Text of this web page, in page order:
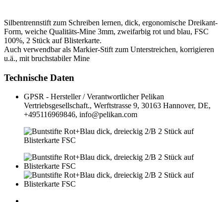
Silbentrennstift zum Schreiben lernen, dick, ergonomische Dreikant-
Form, weiche Qualitäts-Mine 3mm, zweifarbig rot und blau, FSC
100%, 2 Stück auf Blisterkarte.
Auch verwendbar als Markier-Stift zum Unterstreichen, korrigieren
u.ä., mit bruchstabiler Mine
Technische Daten
GPSR - Hersteller / Verantwortlicher Pelikan
Vertriebsgesellschaft., Werftstrasse 9, 30163 Hannover, DE,
+495116969846, info@pelikan.com